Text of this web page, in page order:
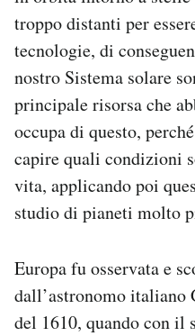
troppo distanti per
tecnologie, di
nostro Sistema solare
principale risorsa che
occupa di questo,
capire quali condizioni
vita, applicando poi
studio di pianeti molto
Europa fu osservata e
dall’astronomo
del 1610, quando con il